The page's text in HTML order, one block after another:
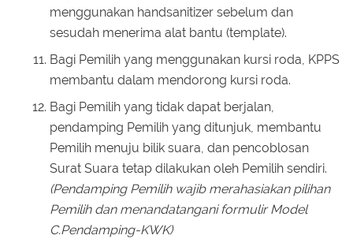
menggunakan handsanitizer sebelum dan
sesudah menerima alat bantu (template).
Bagi Pemilih yang menggunakan kursi roda, KPPS
membantu dalam mendorong kursi roda.
Bagi Pemilih yang tidak dapat berjalan,
pendamping Pemilih yang ditunjuk, membantu
Pemilih menuju bilik suara, dan pencoblosan
Surat Suara tetap dilakukan oleh Pemilih sendiri.
(Pendamping Pemilih wajib merahasiakan pilihan
Pemilih dan menandatangani formulir Model
C.Pendamping-KWK)